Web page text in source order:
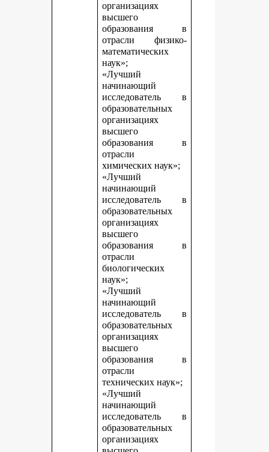
организациях
высшего
образования в
отрасли физико-
математических
наук»;
«Лучший
начинающий
исследователь в
образовательных
организациях
высшего
образования в
отрасли
химических наук»;
«Лучший
начинающий
исследователь в
образовательных
организациях
высшего
образования в
отрасли
биологических
наук»;
«Лучший
начинающий
исследователь в
образовательных
организациях
высшего
образования в
отрасли
технических наук»;
«Лучший
начинающий
исследователь в
образовательных
организациях